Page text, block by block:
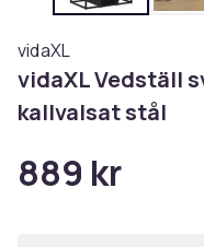
vidaXL
vidaXL Vedställ
kallvalsat stål
889 kr